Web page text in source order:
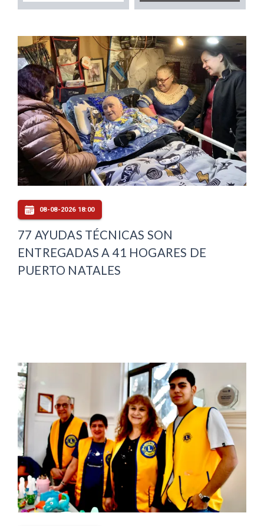
08-08-2026 18:00
77 AYUDAS TÉCNICAS SON
ENTREGADAS A 41 HOGARES DE
PUERTO NATALES